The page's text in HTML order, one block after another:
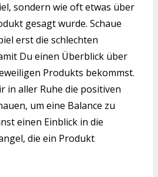
sondern wie oft etwas über
gesagt wurde. Schaue
erst die schlechten
Du einen Überblick über
Produkts bekommst.
in aller Ruhe die positiven
um eine Balance zu
einen Einblick in die
die ein Produkt